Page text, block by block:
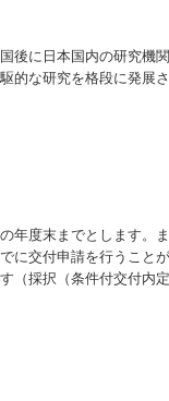
後に日本国内の研究機
的な研究を格段に発展
年度末までとします。
に交付申請を行うことが
（採択（条件付交付内